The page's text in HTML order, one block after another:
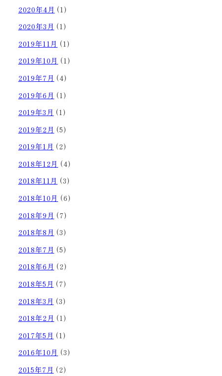
2020年4月 (1)
2020年3月 (1)
2019年11月 (1)
2019年10月 (1)
2019年7月 (4)
2019年6月 (1)
2019年3月 (1)
2019年2月 (5)
2019年1月 (2)
2018年12月 (4)
2018年11月 (3)
2018年10月 (6)
2018年9月 (7)
2018年8月 (3)
2018年7月 (5)
2018年6月 (2)
2018年5月 (7)
2018年3月 (3)
2018年2月 (1)
2017年5月 (1)
2016年10月 (3)
2015年7月 (2)